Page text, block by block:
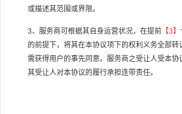
或描述其范围或界限。
3、服务商可根据其自身运营状况，在提前 【3】
的前提下，将其在本协议项下的权利义务全部转
需获得用户的事先同意。服务商之受让人受本协
其受让人对本协议的履行承担连带责任。